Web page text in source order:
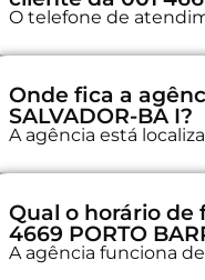
O telefone de
Onde fica a
SALVADOR-BA I?
A agência está
Qual o horário de
4669 PORTO
A agência funciona de